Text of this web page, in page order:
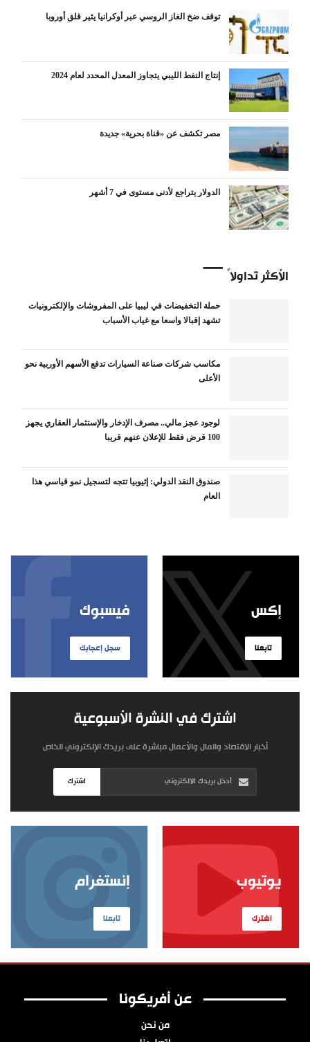
توقف ضخ الغاز الروسي عبر أوكرانيا يثير قلق أوروبا
إنتاج النفط الليبي يتجاوز المعدل المحدد لعام 2024
مصر تكشف عن «قناة بحرية» جديدة
الدولار يتراجع لأدنى مستوى في 7 أشهر
الأكثر تداولاً
حملة التخفيضات في ليبيا على المفروشات والإلكترونيات
تشهد إقبالا واسعا مع غياب الأسباب
مكاسب شركات صناعة السيارات تدفع الأسهم الأوربية نحو
الأعلى
لوجود عجز مالي.. مصرف الإدخار والإستثمار العقاري يجهز
100 قرض فقط للإعلان عنهم قريبا
صندوق النقد الدولي: إثيوبيا تتجه لتسجيل نمو قياسي هذا
العام
فيسبوك
سجل إعجابك
إكس
تابعنا
اشترك في النشرة الأسبوعية
أخبار الاقتصاد والمال والأعمال مباشرة على بريدك الإلكتروني الخاص
اشترك
إنستغرام
تابعنا
يوتيوب
اشترك
عن أفريكونا
من نحن